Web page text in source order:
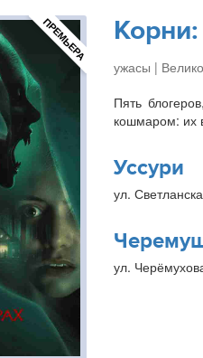
ПРЕМЬЕРА
ужасы |
Пять
кошмаром: их
Уссури
ул.
ул.